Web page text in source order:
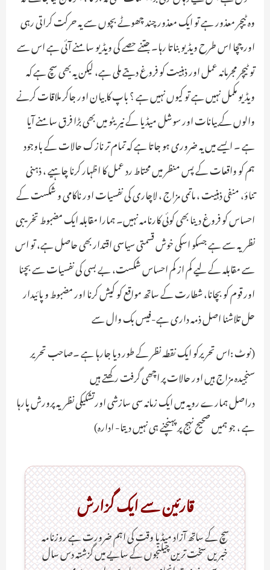
وہ ٹیچر معذور ہے تو ایک معذور چند چھوٹے بچوں سے یہ حرکت کراتی رہی
اور چچا اس طرح ویڈیو بناتا رہا۔ جتنے حصے کی ویڈیو سامنے آئی ہے اس سے
تو ٹیچر مجرمانہ عمل اور ذہنیت کو فروغ دیتے ملی ہے، لیکن یہ بھی سچ ہے کہ
ویڈیو مکمل نہیں ہے تو کیوں نہیں ہے ؟ باپ کا بیان اور جاکر ملاقات کرنے
والوں کے بیانات اور سوشل میڈیا کے نیریٹو میں بھی بڑا فرق سامنے آیا
ہے ۔ ایسے میں یہ ضروری ہو جاتا ہے کہ تمام تر نازک حالات کے باوجود
ہم کو واقعات کے پس منظر میں محتاط رد عمل کا اظہار کرنا چاہیے ، ذہنی
تناؤ، منفی ذہنیت ، ماتمی مزاج ، لاچاری کی نفسیات اور ناکامی و شکست کے
احساس کو فروغ دینا بھی کوئی کارنامہ نہیں۔ ہمارا مقابلہ ایک مضبوط تخریبی
نظریہ سے ہے جسکو اسکی خوش قسمتی سیاسی اقتدار بھی حاصل ہے، تو اس
سے مقابلہ کے لیے کم از کم احساس شکست، بے بسی کی نفسیات سے بچنا
اور قوم کو بچانا، شطارت کے ساتھ مواقع کو کیش کرنا اور مضبوط و پائیدار
حل تلاشنا اصل ذمہ داری ہے-فیس بک وال سے
(نوٹ :اس تحریرکو ایک نقطہ نظر کے طور دیا جارہا ہے ۔صاحب تحریر
سنجیدہ مزاج ہیں اور حالات پر اچھی گرفت رکھتے ہیں
دراصل ہمارے رویہ میں ایک زمانہ سی سازشی اورتشکیکی نظریہ پرورش پارہا
ہے ، جو ہمیں صحیح نہج پر پہنچنے ہی نہیں دیتا- ادارہ)
قارئین سے ایک گزارش
سچ کے ساتھ آزاد میڈیا وقت کی اہم ضرورت ہےـ روزنامہ
خبریں سخت ترین چیلنجوں کے سایے میں گزشتہ دس سال